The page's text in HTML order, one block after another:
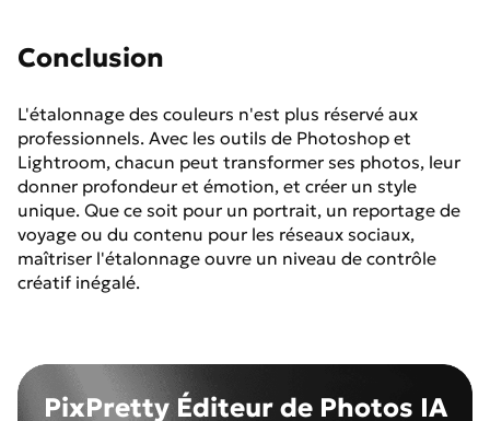
Conclusion
L'étalonnage des couleurs n'est plus réservé aux
professionnels. Avec les outils de Photoshop et
Lightroom, chacun peut transformer ses photos, leur
donner profondeur et émotion, et créer un style
unique. Que ce soit pour un portrait, un reportage de
voyage ou du contenu pour les réseaux sociaux,
maîtriser l'étalonnage ouvre un niveau de contrôle
créatif inégalé.
PixPretty Éditeur de Photos IA